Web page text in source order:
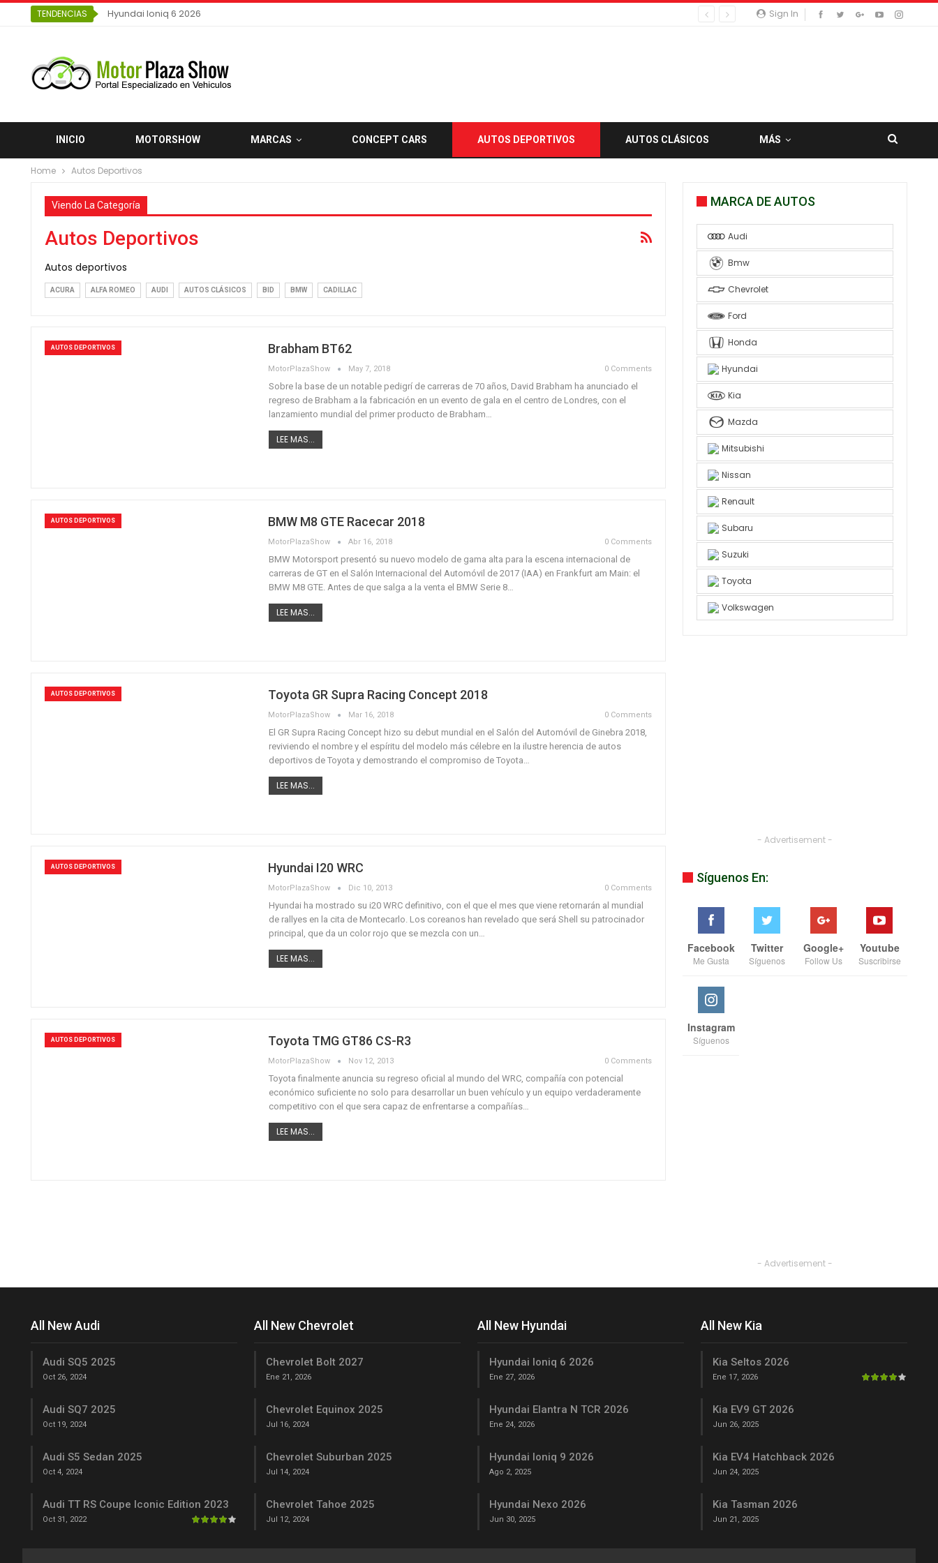
Sign In
TENDENCIAS Hyundai Ioniq 6 2026
INICIO MOTORSHOW MARCAS CONCEPT CARS AUTOS DEPORTIVOS AUTOS CLÁSICOS MÁS
Home Autos Deportivos
Viendo La Categoría
Autos Deportivos
Autos deportivos
ACURA ALFA ROMEO AUDI AUTOS CLÁSICOS BID BMW CADILLAC
AUTOS DEPORTIVOS Brabham BT62
MotorPlazaShow May 7, 2018 0 Comments
Sobre la base de un notable pedigrí de carreras de 70 años, David Brabham ha anunciado el
regreso de Brabham a la fabricación en un evento de gala en el centro de Londres, con el
lanzamiento mundial del primer producto de Brabham…
LEE MAS...
AUTOS DEPORTIVOS BMW M8 GTE Racecar 2018
MotorPlazaShow Abr 16, 2018 0 Comments
BMW Motorsport presentó su nuevo modelo de gama alta para la escena internacional de
carreras de GT en el Salón Internacional del Automóvil de 2017 (IAA) en Frankfurt am Main: el
BMW M8 GTE. Antes de que salga a la venta el BMW Serie 8…
LEE MAS...
AUTOS DEPORTIVOS Toyota GR Supra Racing Concept 2018
MotorPlazaShow Mar 16, 2018 0 Comments
El GR Supra Racing Concept hizo su debut mundial en el Salón del Automóvil de Ginebra 2018,
reviviendo el nombre y el espíritu del modelo más célebre en la ilustre herencia de autos
deportivos de Toyota y demostrando el compromiso de Toyota…
LEE MAS...
AUTOS DEPORTIVOS Hyundai I20 WRC
MotorPlazaShow Dic 10, 2013 0 Comments
Hyundai ha mostrado su i20 WRC definitivo, con el que el mes que viene retornarán al mundial
de rallyes en la cita de Montecarlo. Los coreanos han revelado que será Shell su patrocinador
principal, que da un color rojo que se mezcla con un…
LEE MAS...
AUTOS DEPORTIVOS Toyota TMG GT86 CS-R3
MotorPlazaShow Nov 12, 2013 0 Comments
Toyota finalmente anuncia su regreso oficial al mundo del WRC, compañía con potencial
económico suficiente no solo para desarrollar un buen vehículo y un equipo verdaderamente
competitivo con el que sera capaz de enfrentarse a compañías…
LEE MAS...
MARCA DE AUTOS
Audi
Bmw
Chevrolet
Ford
Honda
Hyundai
Kia
Mazda
Mitsubishi
Nissan
Renault
Subaru
Suzuki
Toyota
Volkswagen
- Advertisement -
Síguenos En:
Facebook
Me Gusta
Twitter
Síguenos
Google+
Follow Us
Youtube
Suscribirse
Instagram
Síguenos
- Advertisement -
All New Audi
Audi SQ5 2025
Oct 26, 2024
Audi SQ7 2025
Oct 19, 2024
Audi S5 Sedan 2025
Oct 4, 2024
Audi TT RS Coupe Iconic Edition 2023
Oct 31, 2022
All New Chevrolet
Chevrolet Bolt 2027
Ene 21, 2026
Chevrolet Equinox 2025
Jul 16, 2024
Chevrolet Suburban 2025
Jul 14, 2024
Chevrolet Tahoe 2025
Jul 12, 2024
All New Hyundai
Hyundai Ioniq 6 2026
Ene 27, 2026
Hyundai Elantra N TCR 2026
Ene 24, 2026
Hyundai Ioniq 9 2026
Ago 2, 2025
Hyundai Nexo 2026
Jun 30, 2025
All New Kia
Kia Seltos 2026
Ene 17, 2026
Kia EV9 GT 2026
Jun 26, 2025
Kia EV4 Hatchback 2026
Jun 24, 2025
Kia Tasman 2026
Jun 21, 2025